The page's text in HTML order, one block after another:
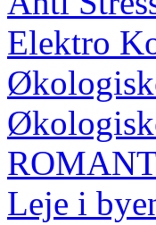
Elektro
Leje i